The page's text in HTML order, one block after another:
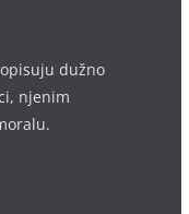
dužno
njenim